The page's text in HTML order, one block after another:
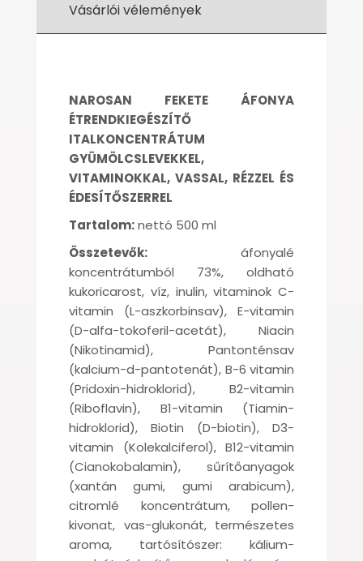
Vásárlói vélemények
NAROSAN FEKETE ÁFONYA
ÉTRENDKIEGÉSZÍTŐ
ITALKONCENTRÁTUM
GYÜMÖLCSLEVEKKEL,
VITAMINOKKAL, VASSAL, RÉZZEL ÉS
ÉDESÍTŐSZERREL
Tartalom:nettó 500 ml
Összetevők: áfonyalé
koncentrátumból 73%, oldható
kukoricarost, víz, inulin, vitaminok C-
vitamin (L-aszkorbinsav), E-vitamin
(D-alfa-tokoferil-acetát), Niacin
(Nikotinamid), Pantonténsav
(kalcium-d-pantotenát), B-6 vitamin
(Pridoxin-hidroklorid), B2-vitamin
(Riboflavin), B1-vitamin (Tiamin-
hidroklorid), Biotin (D-biotin), D3-
vitamin (Kolekalciferol), B12-vitamin
(Cianokobalamin), sűrítőanyagok
(xantán gumi, gumi arabicum),
citromlé koncentrátum, pollen-
kivonat, vas-glukonát, természetes
aroma, tartósítószer: kálium-